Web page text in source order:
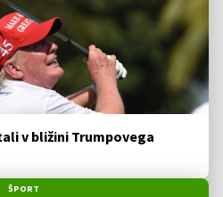
v bližini Trumpovega
ŠPORT